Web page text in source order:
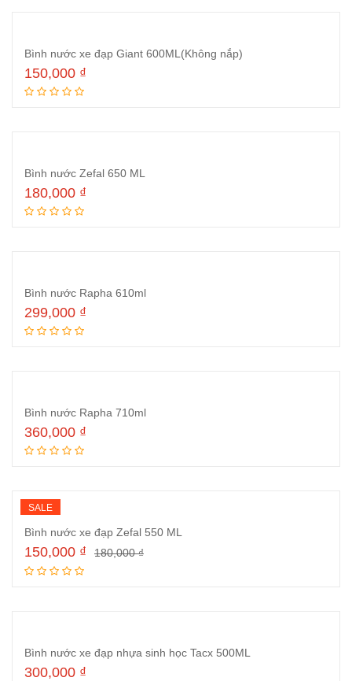
Bình nước xe đạp Giant 600ML(Không nắp)
150,000 ₫
Bình nước Zefal 650 ML
180,000 ₫
Bình nước Rapha 610ml
299,000 ₫
Bình nước Rapha 710ml
360,000 ₫
SALE
Bình nước xe đạp Zefal 550 ML
180,000₫
150,000 ₫
Bình nước xe đạp nhựa sinh học Tacx 500ML
300,000 ₫